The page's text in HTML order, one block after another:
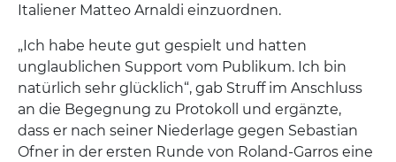
Italiener Matteo Arnaldi einzuordnen.
„Ich habe heute gut gespielt und hatten
unglaublichen Support vom Publikum. Ich bin
natürlich sehr glücklich“, gab Struff im Anschluss
an die Begegnung zu Protokoll und ergänzte,
dass er nach seiner Niederlage gegen Sebastian
Ofner in der ersten Runde von Roland-Garros eine